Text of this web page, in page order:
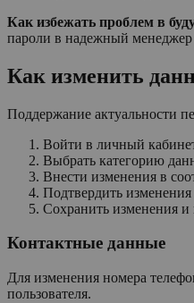
Как избежать проблем в
пароли в надежный
Как изменить
Поддержание актуальности
Войти в личный
Выбрать категорию
Внести изменения в
Подтвердить
Сохранить изменения и
Контактные данные
Для изменения номера
пользователя.